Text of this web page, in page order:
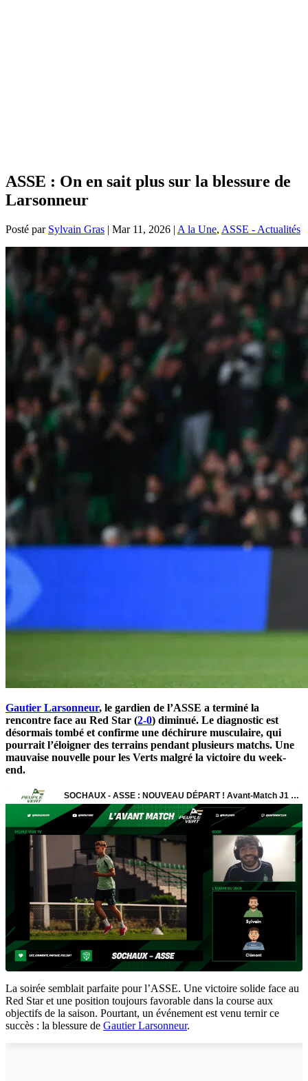
ASSE : On en sait plus sur la blessure de
Larsonneur
Posté par Sylvain Gras | Mar 11, 2026 | A la Une, ASSE - Actualités
Gautier Larsonneur, le gardien de l’ASSE a terminé la
rencontre face au Red Star (2-0) diminué. Le diagnostic est
désormais tombé et confirme une déchirure musculaire, qui
pourrait l’éloigner des terrains pendant plusieurs matchs. Une
mauvaise nouvelle pour les Verts malgré la victoire du week-
end.
La soirée semblait parfaite pour l’ASSE. Une victoire solide face au
Red Star et une position toujours favorable dans la course aux
objectifs de la saison. Pourtant, un événement est venu ternir ce
succès : la blessure de Gautier Larsonneur.